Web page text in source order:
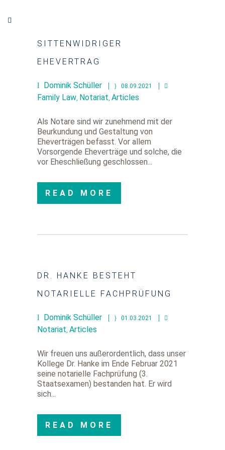
SITTENWIDRIGER
EHEVERTRAG
Dominik Schüller 08.09.2021
Family Law, Notariat, Articles
Als Notare sind wir zunehmend mit der
Beurkundung und Gestaltung von
Eheverträgen befasst. Vor allem
Vorsorgende Eheverträge und solche, die
vor Eheschließung geschlossen...
READ MORE
DR. HANKE BESTEHT
NOTARIELLE FACHPRÜFUNG
Dominik Schüller 01.03.2021
Notariat, Articles
Wir freuen uns außerordentlich, dass unser
Kollege Dr. Hanke im Ende Februar 2021
seine notarielle Fachprüfung (3.
Staatsexamen) bestanden hat. Er wird
sich...
READ MORE